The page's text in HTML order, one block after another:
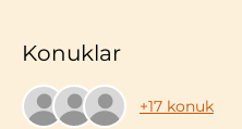
Konuklar
+17 konuk